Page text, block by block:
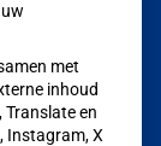
je verder kijkt
met
inhoud
Translate en
Instagram, X